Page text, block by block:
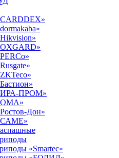
ПРОМ»
Дон»
«Smartec»